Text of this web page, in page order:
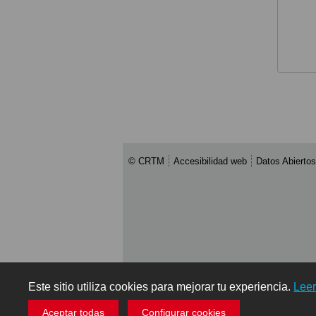
Este sitio utiliza cookies para mejorar tu experiencia.
Aceptar todas Configurar cookies
© CRTM Accesibilidad web Datos Abiertos